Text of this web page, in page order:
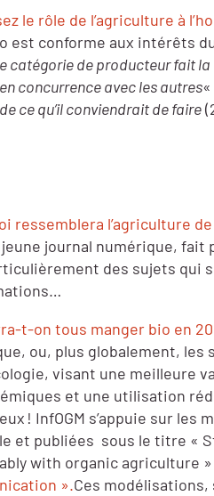
le rôle de l’agriculture à
est conforme aux intérêts
catégorie de producteur fait
concurrence avec les autres
ce qu’il conviendrait de faire
ressemblera l’agriculture
jeune journal numérique,
des sujets qui
t-on tous manger bio en
ou, plus globalement, les
visant une meilleure
et une utilisation
! InfOGM s’appuie sur les
et publiées sous le titre «
with organic agriculture »
».Ces modélisations,